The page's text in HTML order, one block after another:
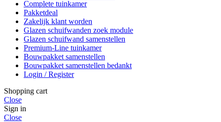
Complete tuinkamer
Pakketdeal
Zakelijk klant worden
Glazen schuifwanden zoek module
Glazen schuifwand samenstellen
Premium-Line tuinkamer
Bouwpakket samenstellen
Bouwpakket samenstellen bedankt
Login / Register
Shopping cart
Close
Sign in
Close